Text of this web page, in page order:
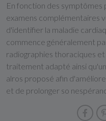
En fonction des
examens complémentaires
d'identifier la maladie
commence généralement
radiographies thoraciques
traitement adapté ainsi
alros proposé afin
et de prolonger so